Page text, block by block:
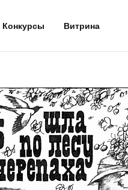
Конкурсы Витрина